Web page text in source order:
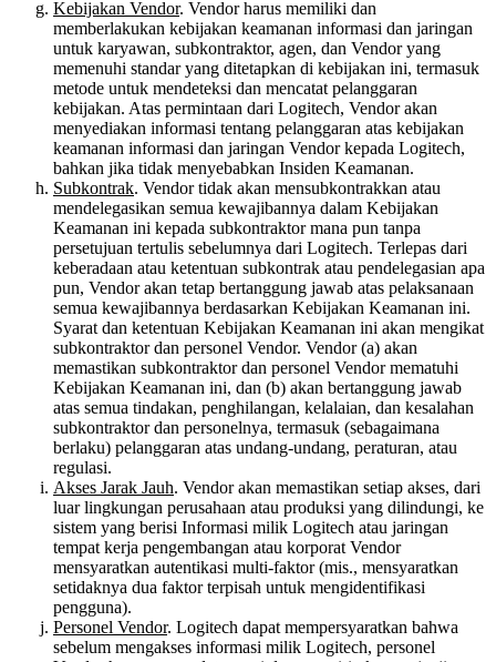
Kebijakan Vendor. Vendor harus memiliki dan
memberlakukan kebijakan keamanan informasi dan jaringan
untuk karyawan, subkontraktor, agen, dan Vendor yang
memenuhi standar yang ditetapkan di kebijakan ini, termasuk
metode untuk mendeteksi dan mencatat pelanggaran
kebijakan. Atas permintaan dari Logitech, Vendor akan
menyediakan informasi tentang pelanggaran atas kebijakan
keamanan informasi dan jaringan Vendor kepada Logitech,
bahkan jika tidak menyebabkan Insiden Keamanan.
Subkontrak. Vendor tidak akan mensubkontrakkan atau
mendelegasikan semua kewajibannya dalam Kebijakan
Keamanan ini kepada subkontraktor mana pun tanpa
persetujuan tertulis sebelumnya dari Logitech. Terlepas dari
keberadaan atau ketentuan subkontrak atau pendelegasian apa
pun, Vendor akan tetap bertanggung jawab atas pelaksanaan
semua kewajibannya berdasarkan Kebijakan Keamanan ini.
Syarat dan ketentuan Kebijakan Keamanan ini akan mengikat
subkontraktor dan personel Vendor. Vendor (a) akan
memastikan subkontraktor dan personel Vendor mematuhi
Kebijakan Keamanan ini, dan (b) akan bertanggung jawab
atas semua tindakan, penghilangan, kelalaian, dan kesalahan
subkontraktor dan personelnya, termasuk (sebagaimana
berlaku) pelanggaran atas undang-undang, peraturan, atau
regulasi.
Akses Jarak Jauh. Vendor akan memastikan setiap akses, dari
luar lingkungan perusahaan atau produksi yang dilindungi, ke
sistem yang berisi Informasi milik Logitech atau jaringan
tempat kerja pengembangan atau korporat Vendor
mensyaratkan autentikasi multi-faktor (mis., mensyaratkan
setidaknya dua faktor terpisah untuk mengidentifikasi
pengguna).
Personel Vendor. Logitech dapat mempersyaratkan bahwa
sebelum mengakses informasi milik Logitech, personel